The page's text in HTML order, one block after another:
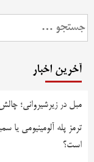
آخرین اخبار
مبل در زیرشیروانی؛
ترمز پله آلومینیومی یا
است؟